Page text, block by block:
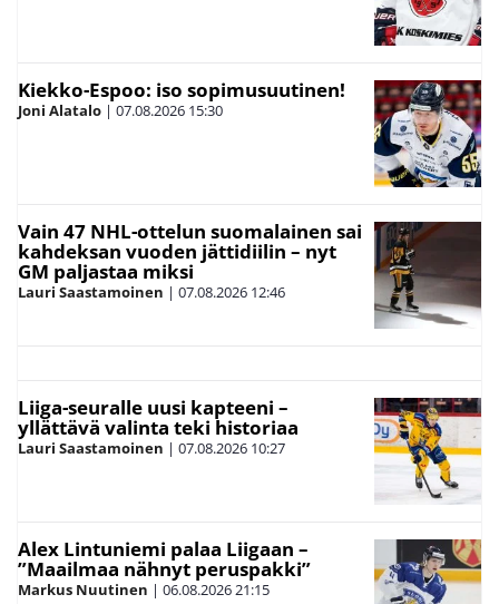
Kiekko-Espoo: iso sopimusuutinen!
Joni Alatalo | 07.08.2026 15:30
Vain 47 NHL-ottelun suomalainen sai
kahdeksan vuoden jättidiilin – nyt
GM paljastaa miksi
Lauri Saastamoinen | 07.08.2026 12:46
Liiga-seuralle uusi kapteeni –
yllättävä valinta teki historiaa
Lauri Saastamoinen | 07.08.2026 10:27
Alex Lintuniemi palaa Liigaan –
”Maailmaa nähnyt peruspakki”
Markus Nuutinen | 06.08.202621:15